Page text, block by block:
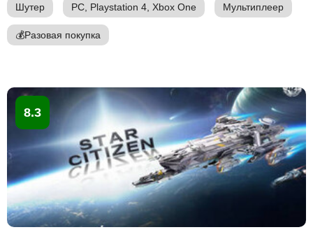
Шутер PC, Playstation 4, Xbox One Мультиплеер
💰Разовая покупка
8.3